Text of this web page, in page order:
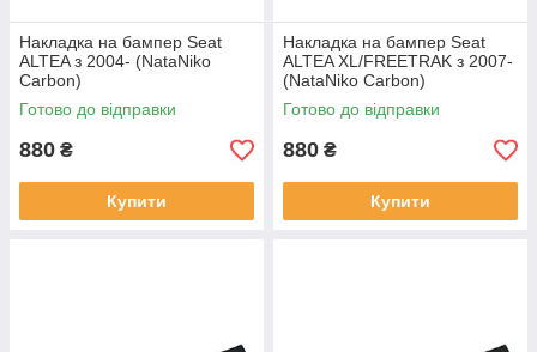
Накладка на бампер Seat
ALTEA з 2004- (NataNiko
Carbon)
Готово до відправки
880 ₴
Купити
Накладка на бампер Seat
ALTEA XL/FREETRAK з 2007-
(NataNiko Carbon)
Готово до відправки
880 ₴
Купити